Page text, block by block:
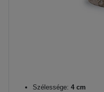
Szélessége: 4 cm